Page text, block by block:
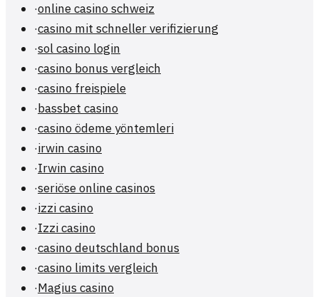
·online casino schweiz
·casino mit schneller verifizierung
·sol casino login
·casino bonus vergleich
·casino freispiele
·bassbet casino
·casino ödeme yöntemleri
·irwin casino
·Irwin casino
·seriöse online casinos
·izzi casino
·Izzi casino
·casino deutschland bonus
·casino limits vergleich
·Magius casino